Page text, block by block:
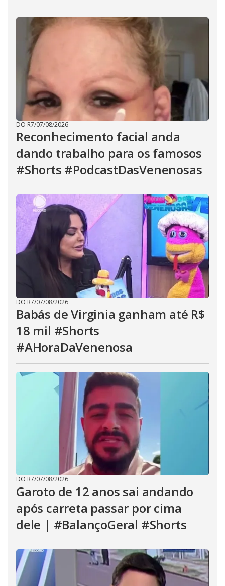
DO R7/07/08/2026
Reconhecimento facial anda
dando trabalho para os famosos
#Shorts #PodcastDasVenenosas
DO R7/07/08/2026
Babás de Virginia ganham até R$
18 mil #Shorts
#AHoraDaVenenosa
DO R7/07/08/2026
Garoto de 12 anos sai andando
após carreta passar por cima
dele | #BalançoGeral #Shorts